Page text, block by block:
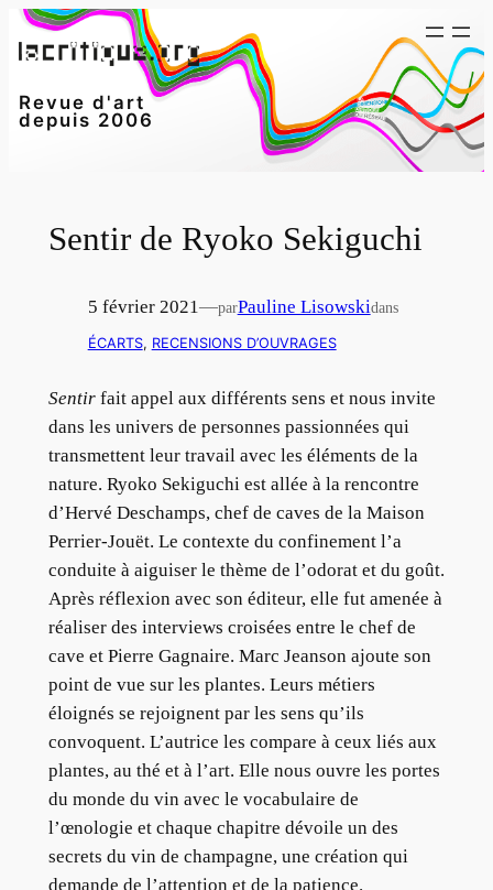
Aller
au
Revue d'art
depuis 2006
Sentir de Ryoko Sekiguchi
5 février 2021—parPauline Lisowskidans
ÉCARTS, RECENSIONS D’OUVRAGES
Sentirfait appel aux différents sens et nous invite
dans les univers de personnes passionnées qui
transmettent leur travail avec les éléments de la
nature. Ryoko Sekiguchi est allée à la rencontre
d’Hervé Deschamps, chef de caves de la Maison
Perrier-Jouët. Le contexte du confinement l’a
conduite à aiguiser le thème de l’odorat et du goût.
Après réflexion avec son éditeur, elle fut amenée à
réaliser des interviews croisées entre le chef de
cave et Pierre Gagnaire. Marc Jeanson ajoute son
point de vue sur les plantes. Leurs métiers
éloignés se rejoignent par les sens qu’ils
convoquent. L’autrice les compare à ceux liés aux
plantes, au thé et à l’art. Elle nous ouvre les portes
du monde du vin avec le vocabulaire de
l’œnologie et chaque chapitre dévoile un des
secrets du vin de champagne, une création qui
demande de l’attention et de la patience.